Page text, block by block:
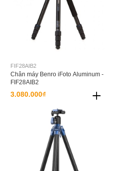
FIF28AIB2
Chân máy Benro iFoto Aluminum -
FIF28AIB2
3.080.000₫